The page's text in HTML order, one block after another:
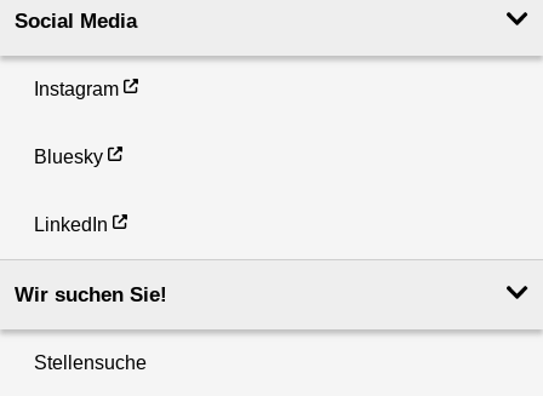
Social Media
Instagram
Bluesky
LinkedIn
Wir suchen Sie!
Stellensuche